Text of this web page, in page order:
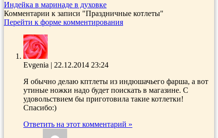
Индейка в маринаде в духовке
Комментарии к записи "Праздничные котлеты"
Перейти к форме комментирования
Evgenia | 22.12.2014 23:24
Я обычно делаю кптлеты из индюшачьего фарша, а вот
утиные ножки надо будет поискать в магазине. С
удовольствием бы приготовила такие котлетки!
Спасибо:)
Ответить на этот комментарий »